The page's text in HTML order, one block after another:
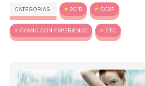
CATEGORIAS: 2015 CCXP
COMIC CON EXPERIENCE ETC